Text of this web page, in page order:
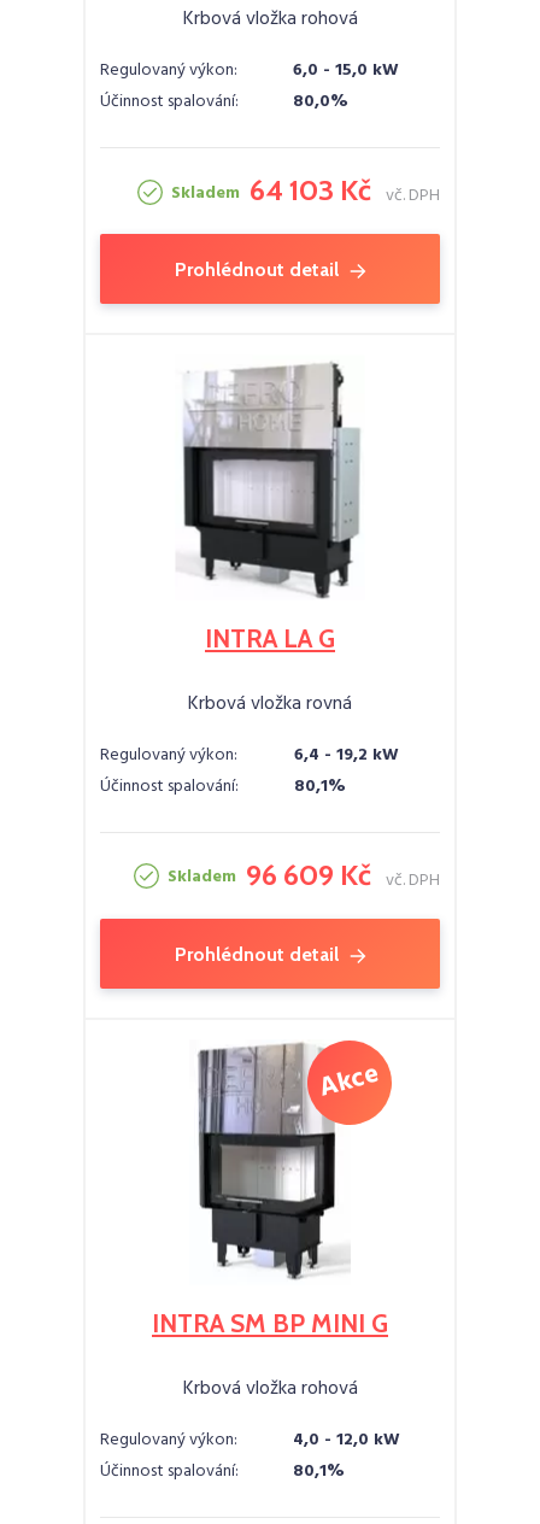
Krbová vložka rohová
Regulovaný výkon:
6,0 - 15,0 kW
Účinnost spalování:
80,0%
Skladem 64 103 Kč vč. DPH
Prohlédnout detail
INTRA LA G
Krbová vložka rovná
Regulovaný výkon:
6,4 - 19,2 kW
Účinnost spalování:
80,1%
Skladem 96 609 Kč vč. DPH
Prohlédnout detail
INTRA SM BP MINI G
Krbová vložka rohová
Regulovaný výkon:
4,0 - 12,0 kW
Účinnost spalování:
80,1%